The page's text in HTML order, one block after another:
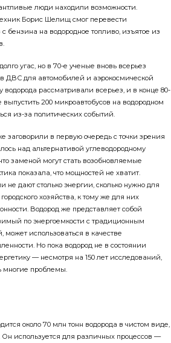
люди находили возможности.
Борис Шелищ смог перевести
бензина на водородное топливо, изъятое из
угас, но в 70-е ученые вновь всерьез
ДВС для автомобилей и аэрокосмической
рассматривали всерьез, и в конце 80-
200 микроавтобусов на водородном
из-за политических событий.
заговорили в первую очередь с точки зрения
над альтернативой углеводородному
заменой могут стать возобновляемые
показала, что мощностей не хватит.
дают столько энергии, сколько нужно для
хозяйства, к тому же для них
Водород же представляет собой
по энергоемкости с традиционным
использоваться в качестве
Но пока водород не в состоянии
— несмотря на 150 лет исследований,
проблемы.
около 70 млн тонн водорода в чистом виде,
исполь­зуется для различных процессов —